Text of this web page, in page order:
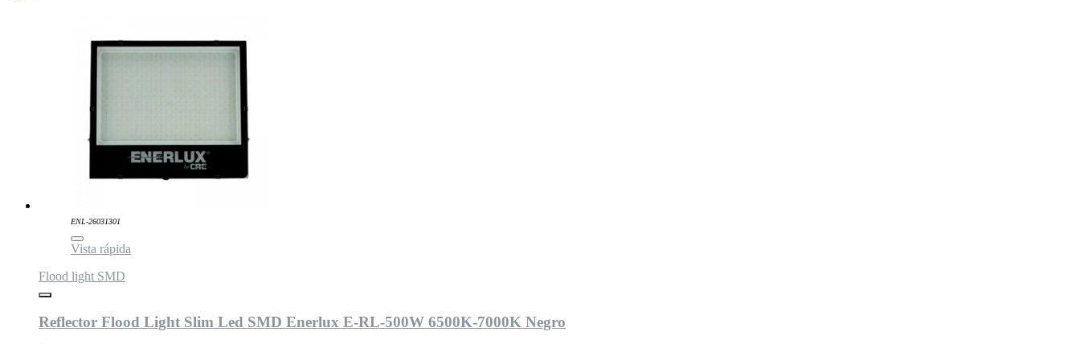
ENL-26031301
Vista rápida
Flood light SMD
Reflector Flood Light Slim Led SMD Enerlux E-RL-500W 6500K-7000K Negro